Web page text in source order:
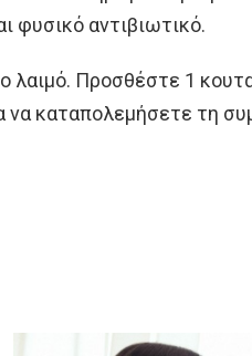
φυσικό αντιβιωτικό.
λαιμό. Προσθέστε 1
να καταπολεμήσετε τη